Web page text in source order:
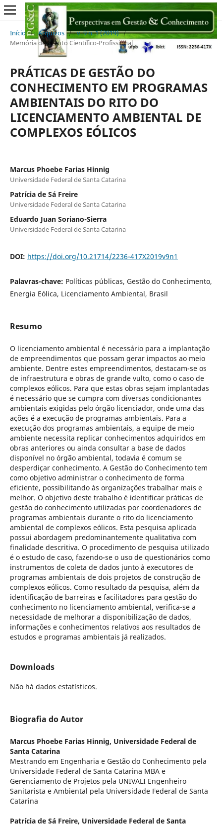
Início / Arquivos / v. 9 n. 1 (2019) /
Memória de Evento Científico-Profissional
PRÁTICAS DE GESTÃO DO
CONHECIMENTO EM PROGRAMAS
AMBIENTAIS DO RITO DO
LICENCIAMENTO AMBIENTAL DE
COMPLEXOS EÓLICOS
Marcus Phoebe Farias Hinnig
Universidade Federal de Santa Catarina
Patrícia de Sá Freire
Universidade Federal de Santa Catarina
Eduardo Juan Soriano-Sierra
Universidade Federal de Santa Catarina
DOI: https://doi.org/10.21714/2236-417X2019v9n1
Palavras-chave: Políticas públicas, Gestão do Conhecimento,
Energia Eólica, Licenciamento Ambiental, Brasil
Resumo
O licenciamento ambiental é necessário para a implantação
de empreendimentos que possam gerar impactos ao meio
ambiente. Dentre estes empreendimentos, destacam-se os
de infraestrutura e obras de grande vulto, como o caso de
complexos eólicos. Para que estas obras sejam implantadas
é necessário que se cumpra com diversas condicionantes
ambientais exigidas pelo órgão licenciador, onde uma das
ações é a execução de programas ambientais. Para a
execução dos programas ambientais, a equipe de meio
ambiente necessita replicar conhecimentos adquiridos em
obras anteriores ou ainda consultar a base de dados
disponível no órgão ambiental, todavia é comum se
desperdiçar conhecimento. A Gestão do Conhecimento tem
como objetivo administrar o conhecimento de forma
eficiente, possibilitando às organizações trabalhar mais e
melhor. O objetivo deste trabalho é identificar práticas de
gestão do conhecimento utilizadas por coordenadores de
programas ambientais durante o rito do licenciamento
ambiental de complexos eólicos. Esta pesquisa aplicada
possui abordagem predominantemente qualitativa com
finalidade descritiva. O procedimento de pesquisa utilizado
é o estudo de caso, fazendo-se o uso de questionários como
instrumentos de coleta de dados junto à executores de
programas ambientais de dois projetos de construção de
complexos eólicos. Como resultado da pesquisa, além da
identificação de barreiras e facilitadores para gestão do
conhecimento no licenciamento ambiental, verifica-se a
necessidade de melhorar a disponibilização de dados,
informações e conhecimentos relativos aos resultados de
estudos e programas ambientais já realizados.
Downloads
Não há dados estatísticos.
Biografia do Autor
Marcus Phoebe Farias Hinnig, Universidade Federal de
Santa Catarina
Mestrando em Engenharia e Gestão do Conhecimento pela
Universidade Federal de Santa Catarina MBA e
Gerenciamento de Projetos pela UNIVALI Engenheiro
Sanitarista e Ambiental pela Universidade Federal de Santa
Catarina
Patrícia de Sá Freire, Universidade Federal de Santa